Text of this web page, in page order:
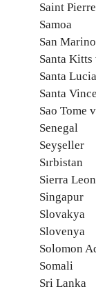
Saint
Samoa
San Marino
Santa Kitts
Santa Lucia
Santa
Sao Tome
Senegal
Seyşeller
Sırbistan
Sierra
Singapur
Slovakya
Slovenya
Solomon
Somali
Sri Lanka